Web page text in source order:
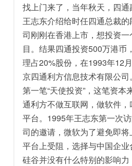
找上门来了，当年秋天，四
王志东介绍给时任四通总裁
司刚刚在香港上市，想投资
目。结果四通投资500万港币
理占20%股份，在1993年12
京四通利方信息技术有限公
第一笔“天使投资”，这笔资本
通利方不做互联网，做软件
平台。1995年王志东第一次
司的邀请，微软为了避免即
平台上受阻，选择与中国企
硅谷并没有什么特别的影响